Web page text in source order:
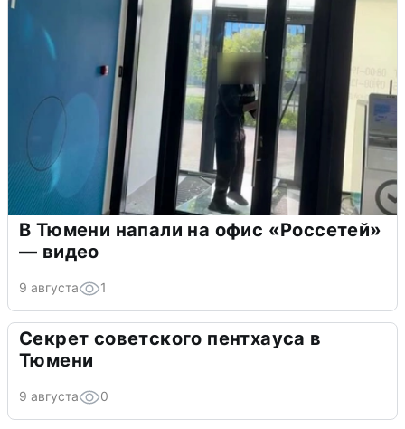
В Тюмени напали на офис «Россетей»
— видео
9 августа 1
Секрет советского пентхауса в
Тюмени
9 августа 0